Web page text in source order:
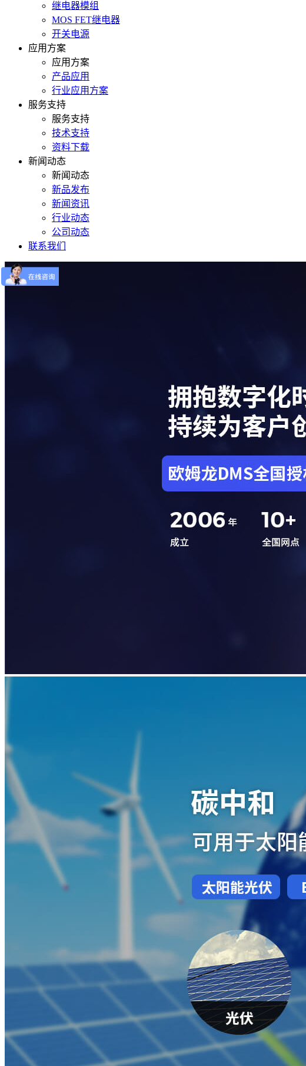
继电器模组
MOS FET继电器
开关电源
应用方案
应用方案
产品应用
行业应用方案
服务支持
服务支持
技术支持
资料下载
新闻动态
新闻动态
新品发布
新闻资讯
行业动态
公司动态
联系我们